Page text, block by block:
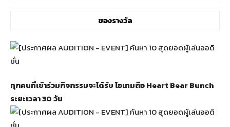
ของรางวัล
ทุกคนที่เข้าร่วมกิจกรรมจะได้รับ ไอเทมถือ Heart Bear Bunch
ระยะเวลา 30 วัน